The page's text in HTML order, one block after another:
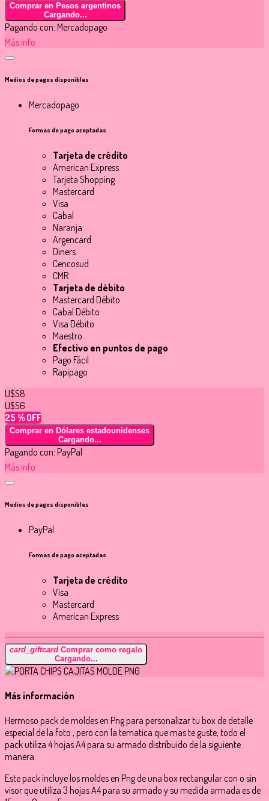
Comprar en Pesos argentinos
Cargando...
Pagando con: Mercadopago
Más info
Medios de pagos disponibles
Mercadopago
Formas de pago aceptadas
Tarjeta de crédito
American Express
Tarjeta Shopping
Mastercard
Visa
Cabal
Naranja
Argencard
Diners
Cencosud
CMR
Tarjeta de débito
Mastercard Débito
Cabal Débito
Visa Débito
Maestro
Efectivo en puntos de pago
Pago Fácil
Rapipago
U$S8
U$S6
25 % OFF
Comprar en Dólares estadounidenses
Cargando...
Pagando con: PayPal
Más info
Medios de pagos disponibles
PayPal
Formas de pago aceptadas
Tarjeta de crédito
Visa
Mastercard
American Express
card_giftcard Comprar como regalo
Cargando...
Más información
Hermoso pack de moldes en Png para personalizar tu box de detalle
especial de la foto , pero con la tematica que mas te guste, todo el
pack utiliza 4 hojas A4 para su armado distribuido de la siguiente
manera.
Este pack incluye los moldes en Png de una box rectangular con o sin
visor que utiliza 3 hojas A4 para su armado y su medida armada es de